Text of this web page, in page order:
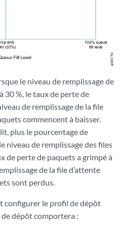
le niveau de remplissage de
30 %, le taux de perte de
de remplissage de la file
commencent à baisser.
plus le pourcentage de
niveau de remplissage des files
de perte de paquets a grimpé à
de la file d’attente
sont perdus.
configurer le profil de dépôt
de dépôt comportera :